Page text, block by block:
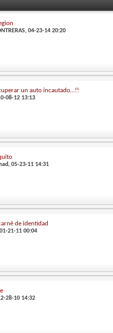
, 04-23-14 20:20
un auto incautado...!!
08-12 13:13
, 05-23-11 14:31
de identidad
21-11 00:04
28-10 14:32